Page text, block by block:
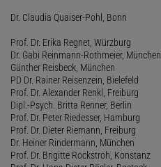
Dr. Claudia Quaiser-Pohl, Bonn
Prof. Dr. Erika Regnet, Würzburg
Dr. Gabi Reinmann-Rothmeier, München
Günther Reisbeck, München
PD Dr. Rainer Reisenzein, Bielefeld
Prof. Dr. Alexander Renkl, Freiburg
Dipl.-Psych. Britta Renner, Berlin
Prof. Dr. Peter Riedesser, Hamburg
Prof. Dr. Dieter Riemann, Freiburg
Dr. Heiner Rindermann, München
Prof. Dr. Brigitte Rockstroh, Konstanz